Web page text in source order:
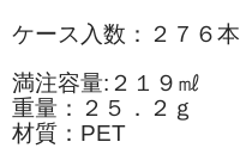
ケース入数：２７６本
満注容量:２１９㎖
重量：２５．２ｇ
材質：PET